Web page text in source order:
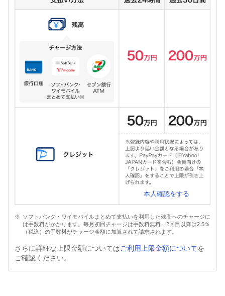
本人確認をする
ソフトバンク・ワイモバイルまとめて支払いを利用した残高へのチャージに
は手数料がかかります。毎月初回チャージは手数料無料、2回目以降は2.5％
（税込）の手数料がチャージ金額に加算されて請求されます。
さらに詳細な上限金額についてはご利用上限金額についてを
ご確認ください。